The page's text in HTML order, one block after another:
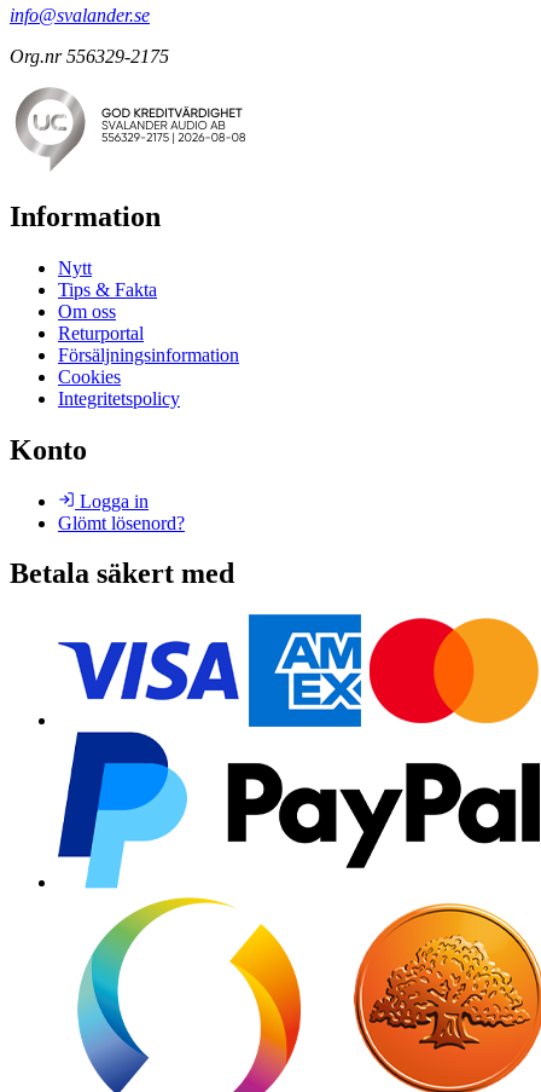
info@svalander.se
Org.nr 556329-2175
Information
Nytt
Tips & Fakta
Om oss
Returportal
Försäljningsinformation
Cookies
Integritetspolicy
Konto
Logga in
Glömt lösenord?
Betala säkert med